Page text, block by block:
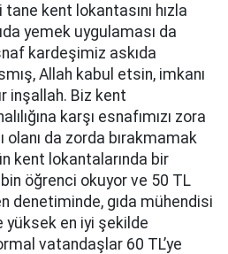
kent lokantasını hızla
yemek uygulaması da
kardeşimiz askıda
Allah kabul etsin, imkanı
inşallah. Biz kent
karşı esnafımızı zora
da zorda bırakmamak
kent lokantalarında bir
öğrenci okuyor ve 50 TL
denetiminde, gıda mühendisi
en iyi şekilde
vatandaşlar 60 TL’ye